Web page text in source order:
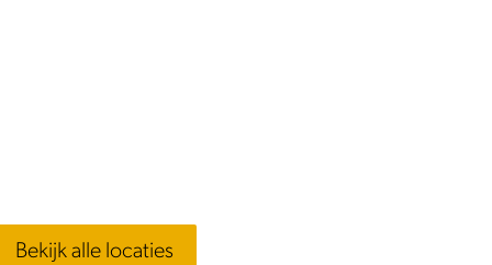
Bekijk alle locaties